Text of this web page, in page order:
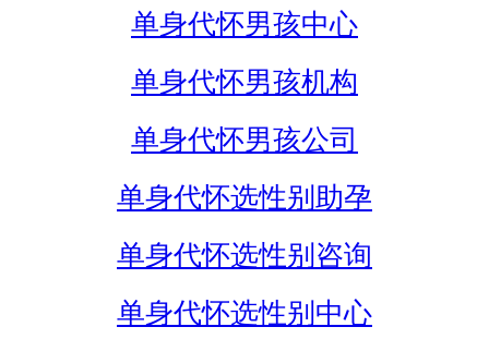
单身代怀男孩中心
单身代怀男孩机构
单身代怀男孩公司
单身代怀选性别助孕
单身代怀选性别咨询
单身代怀选性别中心